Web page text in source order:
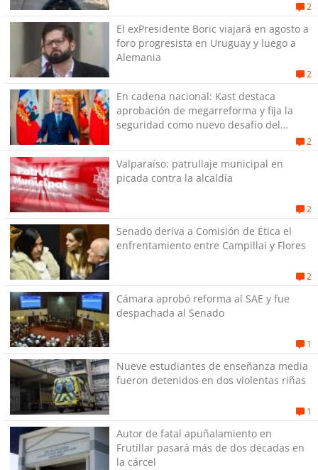
2
El exPresidente Boric viajará en agosto a
foro progresista en Uruguay y luego a
Alemania
2
En cadena nacional: Kast destaca
aprobación de megarreforma y fija la
seguridad como nuevo desafío del
2
Valparaíso: patrullaje municipal en
picada contra la alcaldía
2
Senado deriva a Comisión de Ética el
enfrentamiento entre Campillai y Flores
2
Cámara aprobó reforma al SAE y fue
despachada al Senado
1
Nueve estudiantes de enseñanza media
fueron detenidos en dos violentas riñas
1
Autor de fatal apuñalamiento en
Frutillar pasará más de dos décadas en
la cárcel